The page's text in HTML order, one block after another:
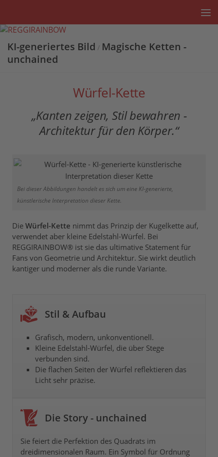
KI-generiertes Bild / Magische Ketten -
unchained
Würfel-Kette
„Kanten zeigen, Stil bewahren -
Architektur für den Körper.“
Bei dieser Abbildungen handelt es sich um eine KI-generierte,
künstlerische Interpretation dieser Kette.
Die Würfel-Kette nimmt das Prinzip der Kugelkette auf,
verwendet aber kleine Edelstahl-Würfel. Bei
REGGIRAINBOW® ist sie das ultimative Statement für
Fans von Geometrie und Architektur. Sie wirkt deutlich
kantiger und moderner als die runde Variante.
Stil & Aufbau
Grafisch, modern, unkonventionell.
Kleine Edelstahl-Würfel, die über Stege
verbunden sind.
Die flachen Seiten der Würfel reflektieren das
Licht sehr präzise.
Die Story - unchained
Sie feiert die Perfektion des Quadrats im
dreidimensionalen Raum. Ein Symbol für Ordnung